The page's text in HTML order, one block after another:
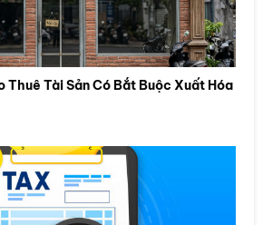
Thuê Tài Sản Có Bắt Buộc Xuất Hóa